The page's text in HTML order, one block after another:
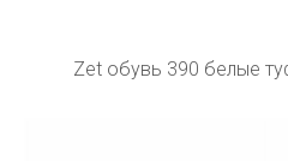
Zet обувь 390 белые